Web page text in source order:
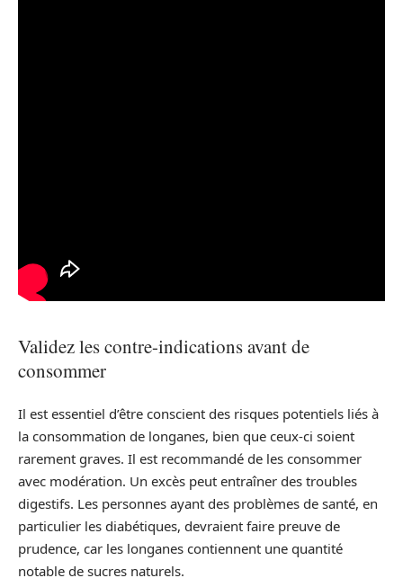
Validez les contre-indications avant de
consommer
Il est essentiel d’être conscient des risques potentiels liés à
la consommation de longanes, bien que ceux-ci soient
rarement graves. Il est recommandé de les consommer
avec modération. Un excès peut entraîner des troubles
digestifs. Les personnes ayant des problèmes de santé, en
particulier les diabétiques, devraient faire preuve de
prudence, car les longanes contiennent une quantité
notable de sucres naturels.